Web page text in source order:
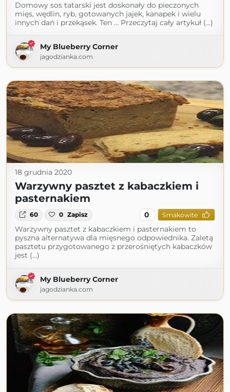
Domowy sos tatarski jest doskonały do pieczonych
mięs, wędlin, ryb, gotowanych jajek, kanapek i wielu
innych dań i przekąsek. Ten … Przeczytaj cały artykuł (...)
My Blueberry Corner
jagodzianka.com
18 grudnia 2020
Warzywny pasztet z kabaczkiem i
pasternakiem
60 0 Zapisz 0 Smakowite
Warzywny pasztet z kabaczkiem i pasternakiem to
pyszna alternatywa dla mięsnego odpowiednika. Zaletą
pasztetu przygotowanego z przerośniętych kabaczków
jest (...)
My Blueberry Corner
jagodzianka.com